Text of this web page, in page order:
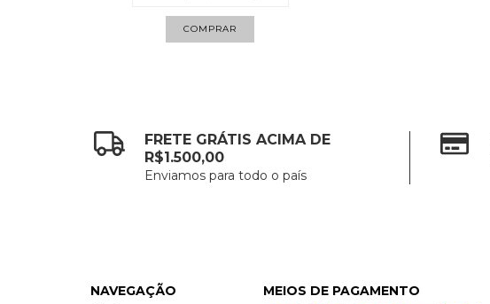
COMPRAR
FRETE GRÁTIS ACIMA DE
R$1.500,00
Enviamos para todo o país
NAVEGAÇÃO
MEIOS DE PAGAMENTO